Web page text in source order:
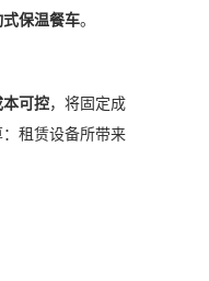
保温餐车。
本可控，将固定成
租赁设备所带来